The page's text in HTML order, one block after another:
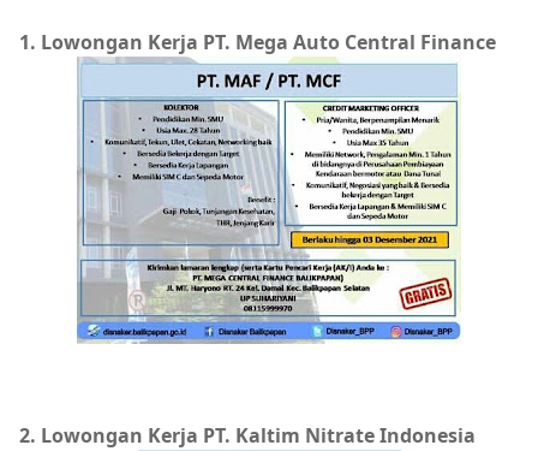
1. Lowongan Kerja PT. Mega Auto Central Finance
2. Lowongan Kerja PT. Kaltim Nitrate Indonesia